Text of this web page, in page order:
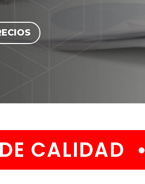
CALIDAD •